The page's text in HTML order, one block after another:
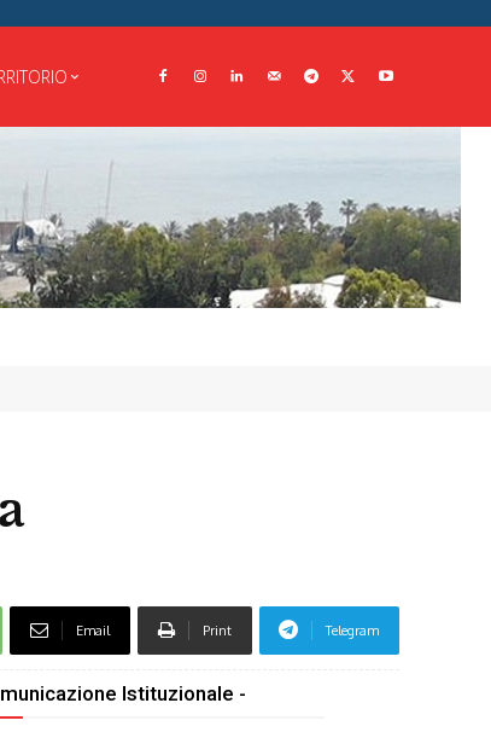
Email Print Telegram
Istituzionale -